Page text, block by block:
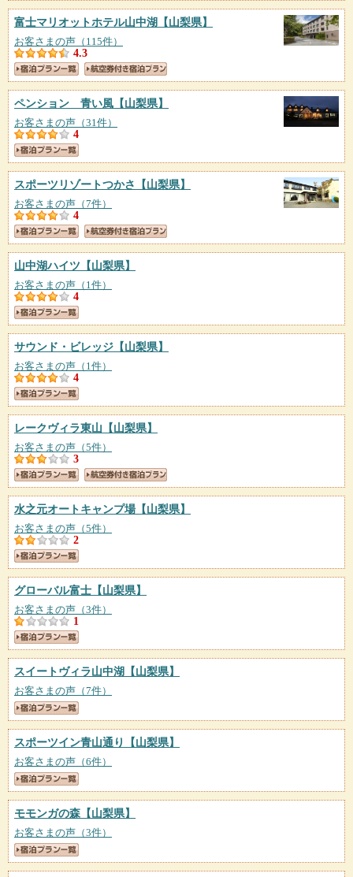
富士マリオットホテル山中湖 【山梨県】
お客さまの声（115件）
4.3
ペンション 青い風 【山梨県】
お客さまの声（31件）
4
スポーツリゾートつかさ 【山梨県】
お客さまの声（7件）
4
山中湖ハイツ 【山梨県】
お客さまの声（1件）
4
サウンド・ビレッジ 【山梨県】
お客さまの声（1件）
4
レークヴィラ東山 【山梨県】
お客さまの声（5件）
3
水之元オートキャンプ場【山梨県】
お客さまの声（5件）
2
グローバル富士 【山梨県】
お客さまの声（3件）
1
スイートヴィラ山中湖 【山梨県】
お客さまの声（7件）
スポーツイン青山通り 【山梨県】
お客さまの声（6件）
モモンガの森 【山梨県】
お客さまの声（3件）